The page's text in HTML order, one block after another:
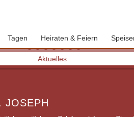
Tagen Heiraten & Feiern
Aktuelles
JOSEPH